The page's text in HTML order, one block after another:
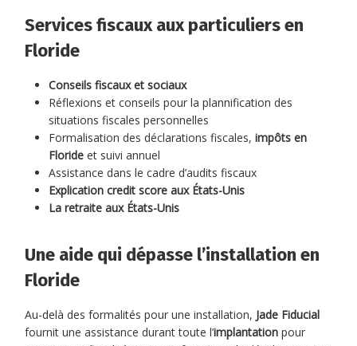
Services fiscaux aux particuliers en
Floride
Conseils fiscaux et sociaux
Réflexions et conseils pour la plannification des
situations fiscales personnelles
Formalisation des déclarations fiscales,impôts en
Florideet suivi annuel
Assistance dans le cadre d’audits fiscaux
Explication credit score aux États-Unis
La retraite aux États-Unis
Une aide qui dépasse l’installation en
Floride
Au-delà des formalités pour une installation, Jade Fiducial
fournit une assistance durant toute l’implantation pour